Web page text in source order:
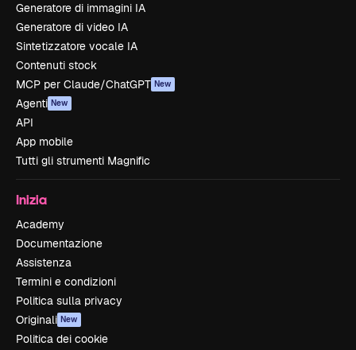
Generatore di immagini IA
Generatore di video IA
Sintetizzatore vocale IA
Contenuti stock
MCP per Claude/ChatGPT New
Agenti New
API
App mobile
Tutti gli strumenti Magnific
Inizia
Academy
Documentazione
Assistenza
Termini e condizioni
Politica sulla privacy
Originali New
Politica dei cookie